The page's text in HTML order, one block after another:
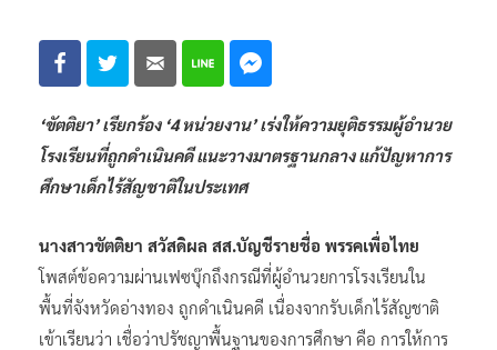
‘ขัตติยา’ เรียกร้อง ‘4 หน่วยงาน’ เร่งให้ความยุติธรรมผู้อำนวย
โรงเรียนที่ถูกดำเนินคดี แนะวางมาตรฐานกลาง แก้ปัญหาการ
ศึกษาเด็กไร้สัญชาติในประเทศ
นางสาวขัตติยา สวัสดิผล สส.บัญชีรายชื่อ พรรคเพื่อไทย
โพสต์ข้อความผ่านเฟซบุ๊กถึงกรณีที่ผู้อำนวยการโรงเรียนใน
พื้นที่จังหวัดอ่างทอง ถูกดำเนินคดี เนื่องจากรับเด็กไร้สัญชาติ
เข้าเรียนว่า เชื่อว่าปรัชญาพื้นฐานของการศึกษา คือ การให้การ